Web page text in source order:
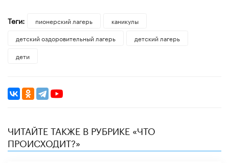
Теги: пионерский лагерь
каникулы
детский оздоровительный лагерь
детский лагерь
дети
ЧИТАЙТЕ ТАКЖЕ В РУБРИКЕ «ЧТО
ПРОИСХОДИТ?»